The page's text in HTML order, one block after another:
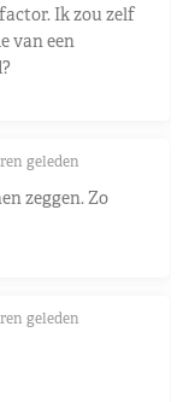
Ik zou zelf
van een
geleden
zeggen. Zo
geleden